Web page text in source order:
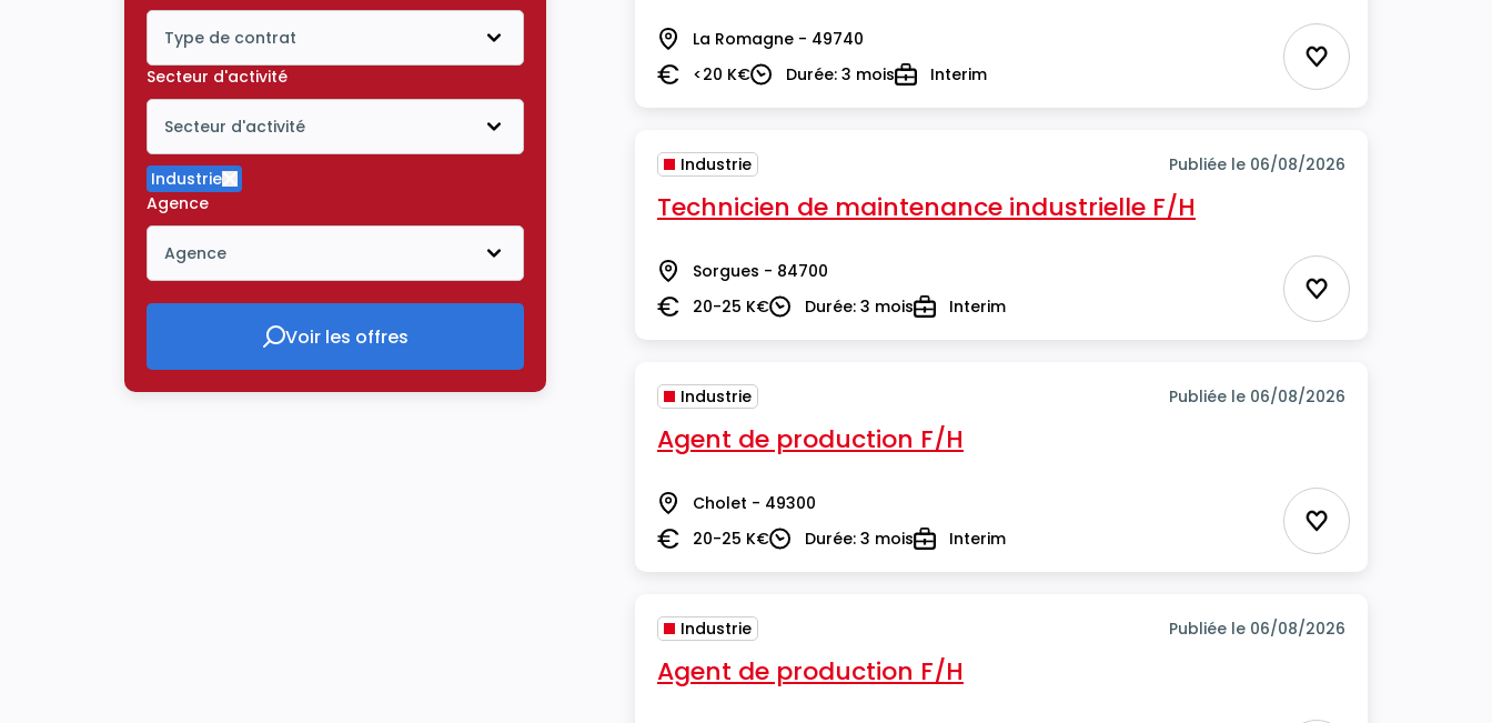
Type de contrat
Icône ouvrir la liste déroulante
Secteur d'activité
Secteur d'activité
Icône ouvrir la liste déroulante
Industrie
Supprimer le critère Industrie
Agence
Agence
Icône ouvrir la liste déroulante
Voir les offres
Voir les offres
Lieu La Romagne - 49740
Salaire<20 K€DuréeDurée: 3 moisTypeInterim Ajouter aux
Industrie Publiée le 06/08/2026
Technicien de maintenance industrielle F/H
Lieu Sorgues - 84700
Salaire20-25 K€DuréeDurée: 3 moisTypeInterim Ajouter aux
Industrie Publiée le 06/08/2026
Agent de production F/H
Lieu Cholet - 49300
Salaire20-25 K€DuréeDurée: 3 moisTypeInterim Ajouter aux
Industrie Publiée le 06/08/2026
Agent de production F/H